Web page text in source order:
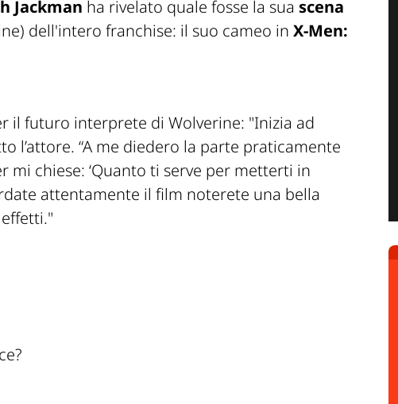
Jackman ha rivelato quale fosse la sua scena
dell'intero franchise: il suo cameo in X-Men:
il futuro interprete di Wolverine: "Inizia ad
l’attore. “A me diedero la parte praticamente
mi chiese: ‘Quanto ti serve per metterti in
attentamente il film noterete una bella
"